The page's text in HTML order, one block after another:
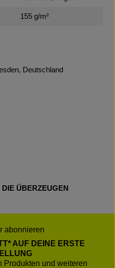
155 g/m²
Deutschland
ÜBERZEUGEN
abonnieren
AUF DEINE ERSTE
Produkten und weiteren